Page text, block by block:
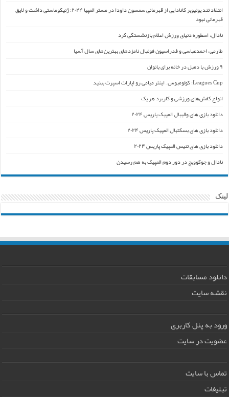
انتقاد تند یوتیوبر کانادایی از قهرمانی سمسون داودا در مستر المپیا ۲۰۲۴: ژنیکوماستی داشت و لایق
قهرمانی نبود
نادال، اسطوره دنیای ورزش اعلام بازنشستگی کرد
طارمی، احمدعباسی و فدراسیون فوتبال نامزدهای بهترین‌های سال آسیا
۹ ورزش با دمبل در خانه برای بانوان
Leagues Cup: کولومبوس – اینتر میامی رو اپارات اسپرت ببنید
انواع کفش‌های ورزشی و کاربرد هر یک
دانلود بازی های والیبال المپیک پاریس ۲۰۲۴
دانلود بازی های بسکتبال المپیک پاریس ۲۰۲۴
دانلود بازی های تنیس المپیک پاریس ۲۰۲۴
نادال و جوکوویچ در دور دوم المپیک به هم رسیدن
لینک
دانلود مسابقات
نقشه سایت
ورود به پنل کاربری
عضویت در سایت
تماس با سایت
تبلیغات